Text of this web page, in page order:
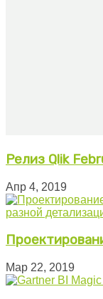
Релиз Qlik
Апр 4, 2019
Мар 22, 2019